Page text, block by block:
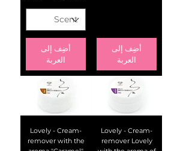
أضِف إلى
العربة
أضِف إلى
العربة
Lovely - Cream-
remover Lovely
Lovely - Cream-
remover with the